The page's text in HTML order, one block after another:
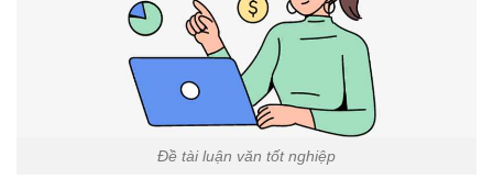
Đề tài luận văn tốt nghiệp